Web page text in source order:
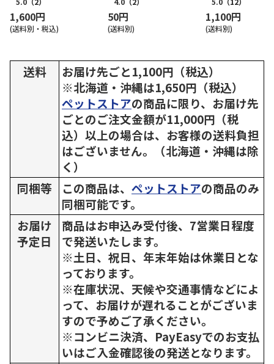
1,600円
(送料別・税込)
50円
(送料別)
1,100円
(送料別)
送料
お届け先ごと1,100円（税込）
※北海道・沖縄は1,650円（税込）
ペットストアの商品に限り、お届け先
ごとのご注文金額が11,000円（税
込）以上の場合は、お客様の送料負担
はございません。（北海道・沖縄は除
く）
同梱等
この商品は、 ペットストアの商品のみ
同梱可能です。
お届け
予定日
商品はお申込み受付後、7営業日程度
で発送いたします。
※土日、祝日、年末年始は休業日とな
っております。
※在庫状況、天候や交通事情などによ
って、お届けが遅れることがございま
すので予めご了承ください。
※コンビニ決済、PayEasyでのお支払
いはご入金確認後の発送となります。